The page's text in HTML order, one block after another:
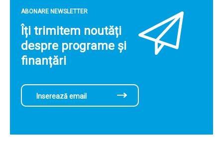
ABONARE NEWSLETTER
Îți trimitem noutăți
despre programe și
finanțări